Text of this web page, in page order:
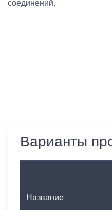
соединений.
Варианты
Название